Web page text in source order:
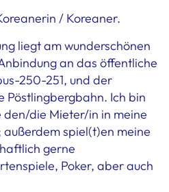
/ Koreaner.
liegt am wunderschönen
an das öffentliche
250-251, und der
Pöstlingbergbahn. Ich bin
die Mieter/in in meine
spiel(t)en meine
gerne
Poker, aber auch